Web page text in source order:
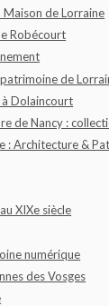
de Lorraine
Robécourt
de
à Dolaincourt
de Nancy :
: Architecture &
XIXe siècle
numérique
des Vosges